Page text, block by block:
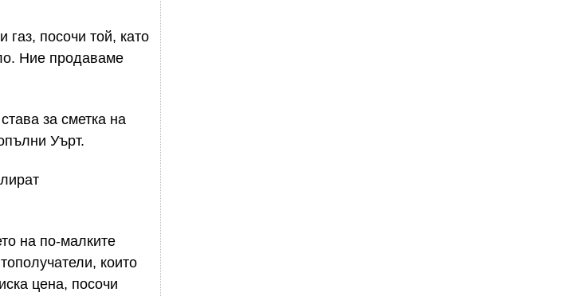
посочи той, като
Ние продаваме
за сметка на
Уърт.
на по-малките
които
цена, посочи